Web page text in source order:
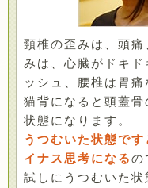
頸椎の歪みは、頭
みは、心臓がドキ
ッシュ、腰椎は胃痛
猫背になると頭蓋
状態になります。
うつむいた状態で
イナス思考になるの
試しにうつむいた